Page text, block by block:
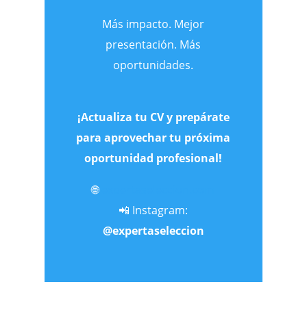
Más impacto. Mejor
presentación. Más
oportunidades.
¡Actualiza tu CV y prepárate
para aprovechar tu próxima
oportunidad profesional!
🌐
📲 Instagram:
@expertaseleccion